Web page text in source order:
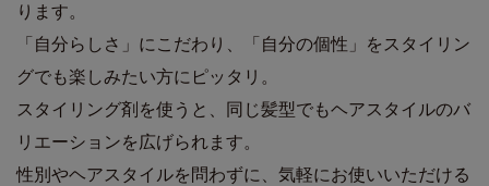
ります。
「自分らしさ」にこだわり、「自分の個性」をスタイリン
グでも楽しみたい方にピッタリ。
スタイリング剤を使うと、同じ髪型でもヘアスタイルのバ
リエーションを広げられます。
性別やヘアスタイルを問わずに、気軽にお使いいただける